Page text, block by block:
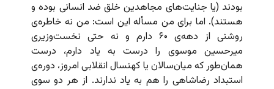
بودند (یا جنایت‌های مجاهدین خلق ضد انسانی بوده و
هستند). اما برای من مسأله این است: من نه خاطره‌‌ی
روشنی از دهه‌ی ۶۰ دارم و نه حتی نخست‌وزیری
میرحسین موسوی را درست به یاد دارم، درست
همان‌طور که میان‌سالان یا کهنسال انقلابی امروز، دوره‌ی
استبداد رضاشاهی را هم به یاد ندارند. از هر دو سوی